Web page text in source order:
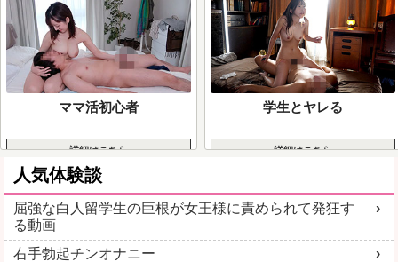
ママ活初心者
詳細はこちら
学生とヤレる
詳細はこちら
人気体験談
屈強な白人留学生の巨根が女王様に責められて発狂す
る動画
右手勃起チンオナニー